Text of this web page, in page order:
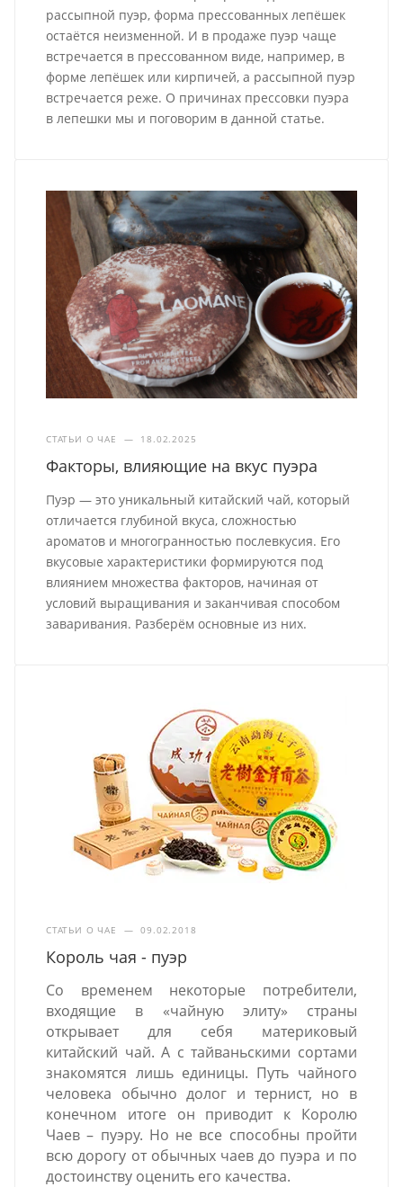
рассыпной пуэр, форма прессованных лепёшек
остаётся неизменной. И в продаже пуэр чаще
встречается в прессованном виде, например, в
форме лепёшек или кирпичей, а рассыпной пуэр
встречается реже. О причинах прессовки пуэра
в лепешки мы и поговорим в данной статье.
СТАТЬИ О ЧАЕ — 18.02.2025
Факторы, влияющие на вкус пуэра
Пуэр — это уникальный китайский чай, который
отличается глубиной вкуса, сложностью
ароматов и многогранностью послевкусия. Его
вкусовые характеристики формируются под
влиянием множества факторов, начиная от
условий выращивания и заканчивая способом
заваривания. Разберём основные из них.
СТАТЬИ О ЧАЕ — 09.02.2018
Король чая - пуэр
Со временем некоторые потребители,
входящие в «чайную элиту» страны
открывает для себя материковый
китайский чай. А с тайваньскими сортами
знакомятся лишь единицы. Путь чайного
человека обычно долог и тернист, но в
конечном итоге он приводит к Королю
Чаев – пуэру. Но не все способны пройти
всю дорогу от обычных чаев до пуэра и по
достоинству оценить его качества.